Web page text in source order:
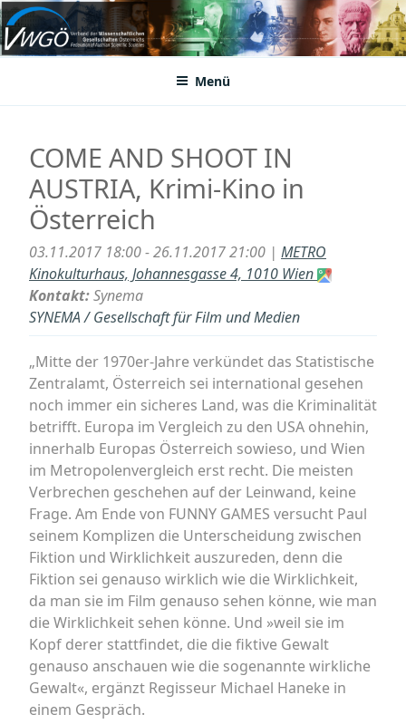
Zum
Inhalt
springenVWGÖ
Federation of Austrian Scientific Societies
Menü
COME AND SHOOT IN
AUSTRIA, Krimi-Kino in
Österreich
03.11.2017 18:00 - 26.11.2017 21:00 | METRO
Kinokulturhaus, Johannesgasse 4, 1010 Wien
Kontakt:Synema
SYNEMA / Gesellschaft für Film und Medien
„Mitte der 1970er-Jahre verkündet das Statistische
Zentralamt, Österreich sei international gesehen
noch immer ein sicheres Land, was die Kriminalität
betrifft. Europa im Vergleich zu den USA ohnehin,
innerhalb Europas Österreich sowieso, und Wien
im Metropolenvergleich erst recht. Die meisten
Verbrechen geschehen auf der Leinwand, keine
Frage. Am Ende von FUNNY GAMES versucht Paul
seinem Komplizen die Unterscheidung zwischen
Fiktion und Wirklichkeit auszureden, denn die
Fiktion sei genauso wirklich wie die Wirklichkeit,
da man sie im Film genauso sehen könne, wie man
die Wirklichkeit sehen könne. Und »weil sie im
Kopf derer stattfindet, die die fiktive Gewalt
genauso anschauen wie die sogenannte wirkliche
Gewalt«, ergänzt Regisseur Michael Haneke in
einem Gespräch.